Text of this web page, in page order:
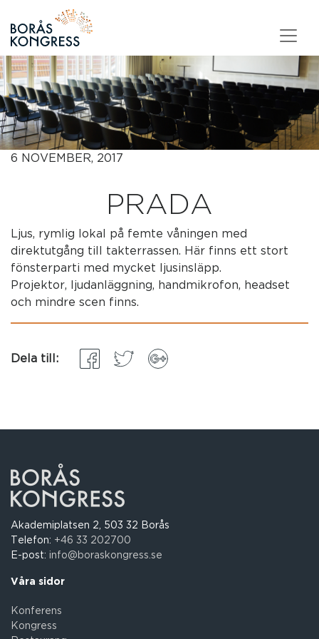
Skip to content
6 NOVEMBER, 2017
PRADA
Ljus, rymlig lokal på femte våningen med
direktutgång till takterrassen. Här finns ett stort
fönsterparti med mycket ljusinsläpp.
Projektor, ljudanläggning, handmikrofon, headset
och mindre scen finns.
Dela till:
Akademiplatsen 2, 503 32 Borås
Telefon: +46 33 202700
E-post: info@boraskongress.se
Våra sidor
Konferens
Kongress